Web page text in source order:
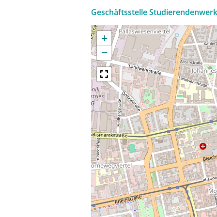
Geschäftsstelle Studierendenwerk
+
−